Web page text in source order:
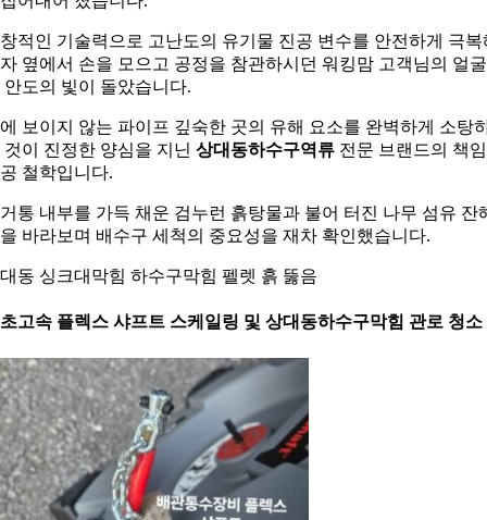
적인 기술력으로 고난도의 유기물 진공 변수를 안전하게 극복
옆에서 손을 모으고 공정을 참관하시던 워킹맘 고객님의 얼
안도의 빛이 돌았습니다.
보이지 않는 파이프 깊숙한 곳의 유해 요소를 완벽하게 소탕
것이 진정한 양심을 지닌 상대동하수구역류전문 브랜드의 책임
철학입니다.
통 내부를 가득 채운 검누런 흙탕물과 불어 터진 나무 섬유 잔
바라보며 배수구 세척의 중요성을 재차 확인했습니다.
동 싱크대막힘 하수구막힘 펠렛 흙 뚫음
고속 플렉스 샤프트 스케일링 및 상대동하수구막힘 관로 청소